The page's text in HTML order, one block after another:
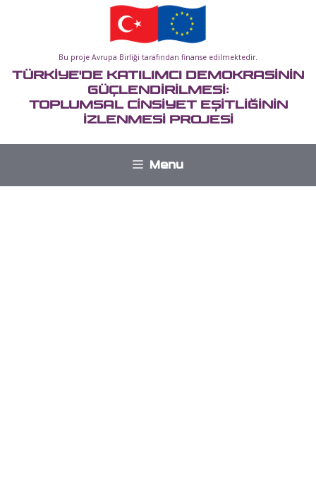
Bu proje Avrupa Birliği tarafından finanse edilmektedir.
TÜRKİYE'DE KATILIMCI DEMOKRASİNİN
GÜÇLENDİRİLMESİ:
TOPLUMSAL CİNSİYET EŞİTLİĞİNİN
İZLENMESİ PROJESİ
Menu